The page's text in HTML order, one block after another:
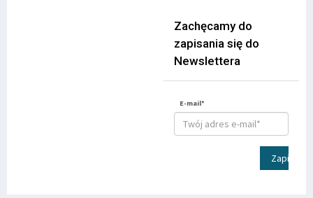
Zachęcamy do
zapisania się do
Newslettera
E-mail*
Zapisz